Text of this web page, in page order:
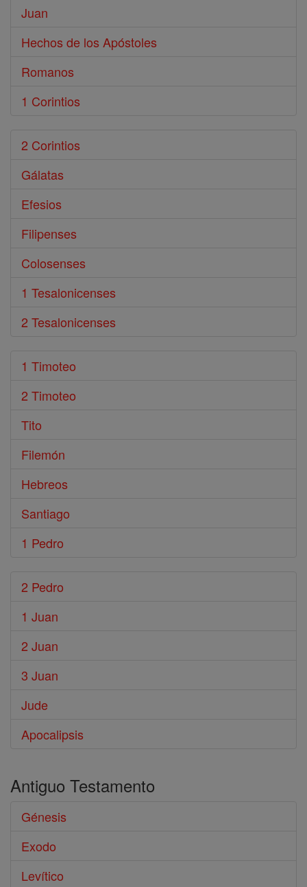
Juan
Hechos de los Apóstoles
Romanos
1 Corintios
2 Corintios
Gálatas
Efesios
Filipenses
Colosenses
1 Tesalonicenses
2 Tesalonicenses
1 Timoteo
2 Timoteo
Tito
Filemón
Hebreos
Santiago
1 Pedro
2 Pedro
1 Juan
2 Juan
3 Juan
Jude
Apocalipsis
Antiguo Testamento
Génesis
Exodo
Levítico